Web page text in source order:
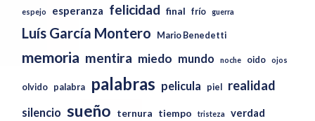
espejo esperanza felicidad final frío guerra
Luís García Montero Mario Benedetti
memoria mentira miedo mundo noche oido ojos
olvido palabra palabras pelicula piel realidad
silencio sueño ternura tiempo tristeza verdad